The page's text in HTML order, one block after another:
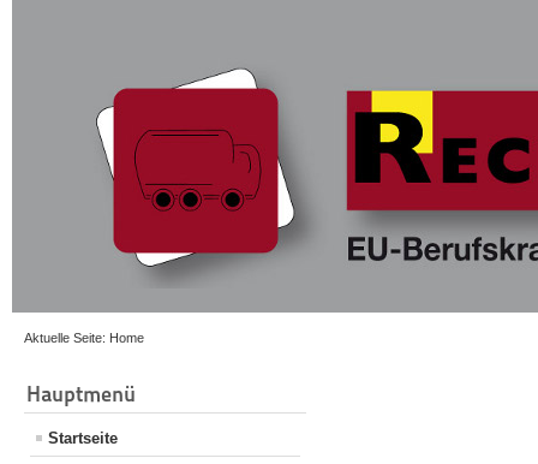
Aktuelle Seite: Home
Hauptmenü
Startseite